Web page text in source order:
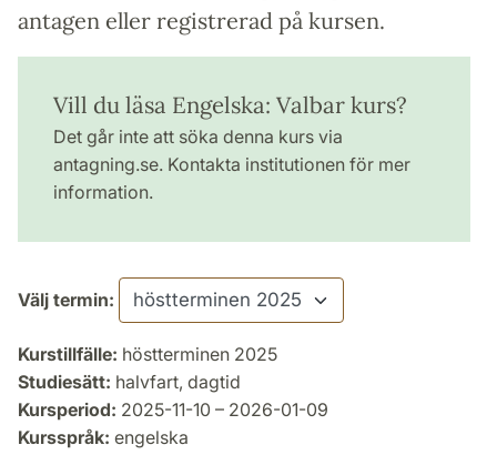
antagen eller registrerad på kursen.
Vill du läsa Engelska: Valbar kurs?
Det går inte att söka denna kurs via
antagning.se. Kontakta institutionen för mer
information.
Välj termin:
Kurstillfälle: höstterminen 2025
Studiesätt: halvfart, dagtid
Kursperiod: 2025-11-10 – 2026-01-09
Kursspråk: engelska